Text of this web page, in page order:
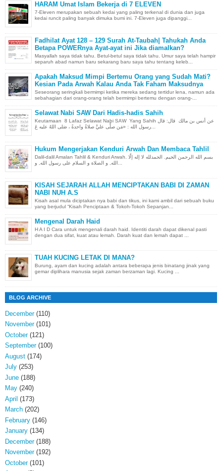
HARAM Umat Islam Bekerja di 7 ELEVEN
7-Eleven merupakan sebuah kedai yang paling terkenal di dunia dan juga
kedai runcit paling banyak dimuka bumi ini. 7-Eleven juga dipanggi...
Fadhilat Ayat 128 – 129 Surah At-Taubah| Tahukah Anda
Betapa POWERnya Ayat-ayat ini Jika diamalkan?
Masyallah saya tidak tahu. Betul-betul saya tidak tahu. Umur saya telah hampir
separuh abad namun baru sekarang baru saya tahu tentang keleb...
Apakah Maksud Mimpi Bertemu Orang yang Sudah Mati?
Kesian Pada Arwah Kalau Anda Tak Faham Maksudnya
Seseorang seringkali bermimpi ketika mereka sedang tertidur lena, namun ada
sebahagian dari orang-orang telah bermimpi bertemu dengan orang-...
Selawat Nabi SAW Dari Hadis-hadis Sahih
Keutamaan 8 Lafaz Selawat Nabi SAW Yang Sahih عن أنس بن مالك قال: قال
Hukum Mengerjakan Kenduri Arwah Dan Membaca Tahlil
Dalil-dalil Amalan Tahlil & Kenduri Arwah. بسم الله الرحمن الحيم. الحمدلله لا إله إلّا
KISAH SEJARAH ALLAH MENCIPTAKAN BABI DI ZAMAN
NABI NUH A.S
Kisah asal mula diciptakan nya babi dan tikus, ini kami ambil dari sebuah buku
yang berjudul “Kisah Penciptaan & Tokoh-Tokoh Sepanjan...
Mengenal Darah Haid
H A I D Cara untuk mengenali darah haid. Identiti darah dapat dikenal pasti
dengan dua sifat, kuat atau lemah. Darah kuat dan lemah dapat ...
TUAH KUCING LETAK DI MANA?
Burung, ayam dan kucing adalah antara beberapa jenis binatang jinak yang
gemar diplihara manusia sejak zaman berzaman lagi. Kucing ...
BLOG ARCHIVE
December(110)
November(101)
October(121)
September(100)
August (174)
July (253)
June (188)
May (240)
April (173)
March (202)
February (146)
January (134)
December(188)
November(192)
October(101)